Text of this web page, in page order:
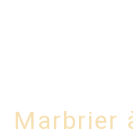
Marbrier